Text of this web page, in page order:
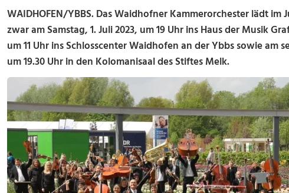
WAIDHOFEN/YBBS. Das Waidhofner Kammerorchester lädt
zwar am Samstag, 1. Juli 2023, um 19 Uhr ins Haus der Musik
um 11 Uhr ins Schlosscenter Waidhofen an der Ybbs sowie am
um 19.30 Uhr in den Kolomanisaal des Stiftes Melk.